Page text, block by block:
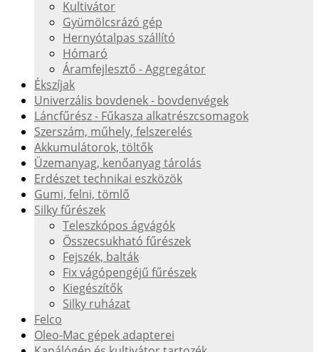
Kultivátor
Gyümölcsrázó gép
Hernyótalpas szállító
Hómaró
Áramfejlesztő - Aggregátor
Ékszíjak
Univerzális bovdenek - bovdenvégek
Láncfűrész - Fűkasza alkatrészcsomagok
Szerszám, műhely, felszerelés
Akkumulátorok, töltők
Üzemanyag, kenőanyag tárolás
Erdészet technikai eszközök
Gumi, felni, tömlő
Silky fűrészek
Teleszkópos ágvágók
Összecsukható fűrészek
Fejszék, balták
Fix vágópengéjű fűrészek
Kiegészítők
Silky ruházat
Felco
Oleo-Mac gépek adapterei